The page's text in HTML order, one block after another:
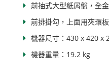
前抽式大型紙屑盤，全
前排掛勾，上面用夾環
機器尺寸：430 x 420 x
機器重量：19.2 kg